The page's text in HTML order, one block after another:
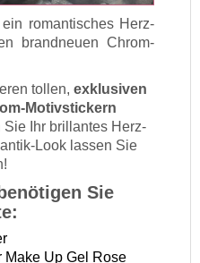
romantisches Herz-
brandneuen Chrom-
tollen, exklusiven
Motivstickern
Ihr brillantes Herz-
Look lassen Sie
Sie
Make Up Gel Rose